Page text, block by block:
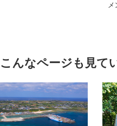
メントマリ公
んなページも見て